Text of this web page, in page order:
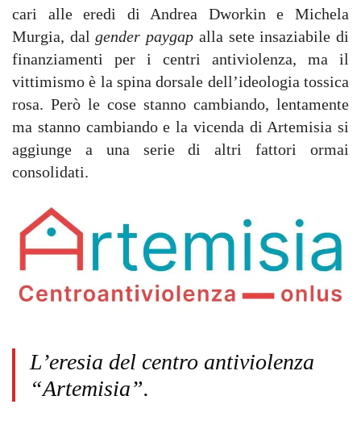
cari alle eredi di Andrea Dworkin e Michela
Murgia, dalgender paygap alla sete insaziabile di
finanziamenti per i centri antiviolenza, ma il
vittimismo è la spina dorsale dell’ideologia tossica
rosa. Però le cose stanno cambiando, lentamente
ma stanno cambiando e la vicenda di Artemisia si
aggiunge a una serie di altri fattori ormai
consolidati.
L’eresia del centro antiviolenza
“Artemisia”.